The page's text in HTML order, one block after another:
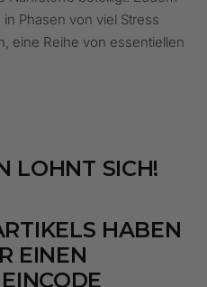
Phasen von viel Stress
eine Reihe von essentiellen
LOHNT SICH!
HABEN
EINEN